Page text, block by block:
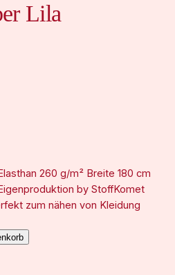
Lila
260 g/m² Breite 180 cm
by StoffKomet
zum nähen von Kleidung